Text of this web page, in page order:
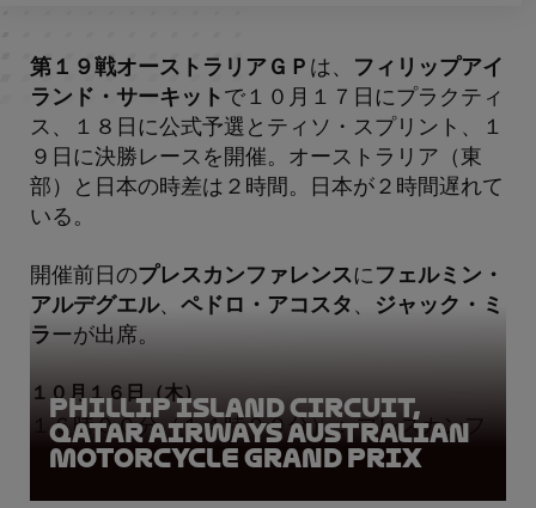
第１９戦オーストラリアＧＰ は、
フィリップアイ
ランド・サーキット で１０月１７日にプラクティ
ス、１８日に公式予選とティソ・スプリント、１
９日に決勝レースを開催。オーストラリア（東
部）と日本の時差は２時間。日本が２時間遅れて
いる。
開催前日のプレスカンファレンスに フェルミン・
アルデグエル、 ペドロ・アコスタ 、
ジャック・ミ
ラーが出席。
１０月１６日（木）
１６時００分（１４時００分）： プレスカンフ
ァレンス
Phillip Island Circuit,
Qatar Airways Australian
Motorcycle Grand Prix